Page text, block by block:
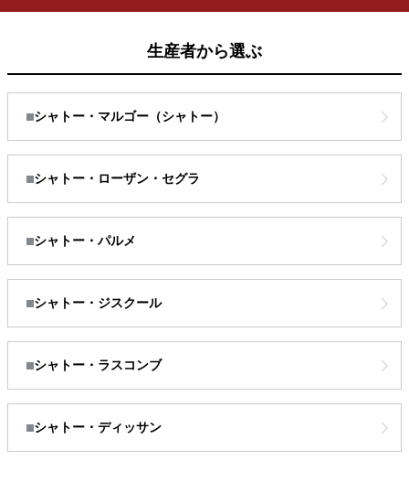
生産者から選ぶ
シャトー・マルゴー（シャトー）
シャトー・ローザン・セグラ
シャトー・パルメ
シャトー・ジスクール
シャトー・ラスコンブ
シャトー・ディッサン